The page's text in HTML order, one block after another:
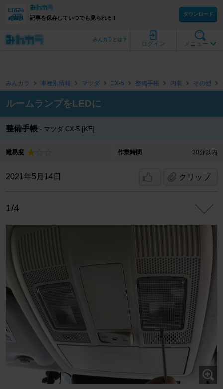
記事を保存していつでも見られる！
ダウンロード
メニュー
ログイン
みんカラとは？
みんカラ 車種別情報 マツダ CX-5 整備手帳 内装 その他
ルームランプをLEDに
整備手帳 マツダ CX-5 [KE]
難易度 作業時間 30分以内
2021年5月14日 クリップ
1/4